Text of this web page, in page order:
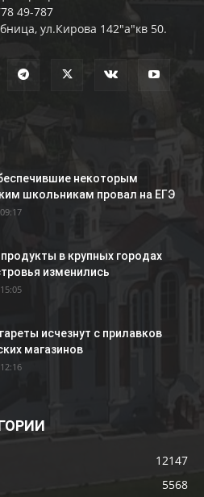
49-787
ул.Кирова 142"а"кв 50.
некоторым
школьникам провал на ЕГЭ
в крупных городах
изменились
исчезнут с прилавков
магазинов
12147
5568